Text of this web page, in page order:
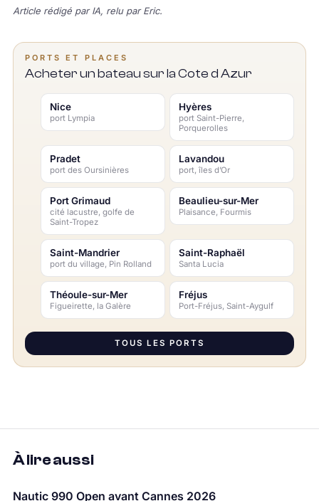
Article rédigé par IA, relu par Eric.
PORTS ET PLACES
Acheter un bateau sur la Cote d Azur
Nice
port Lympia
Hyères
port Saint-Pierre,
Porquerolles
Pradet
port des Oursinières
Lavandou
port, îles d’Or
Port Grimaud
cité lacustre, golfe de
Saint-Tropez
Beaulieu-sur-Mer
Plaisance, Fourmis
Saint-Mandrier
port du village, Pin Rolland
Saint-Raphaël
Santa Lucia
Théoule-sur-Mer
Figueirette, la Galère
Fréjus
Port-Fréjus, Saint-Aygulf
TOUS LES PORTS
À lire aussi
Nautic 990 Open avant Cannes 2026